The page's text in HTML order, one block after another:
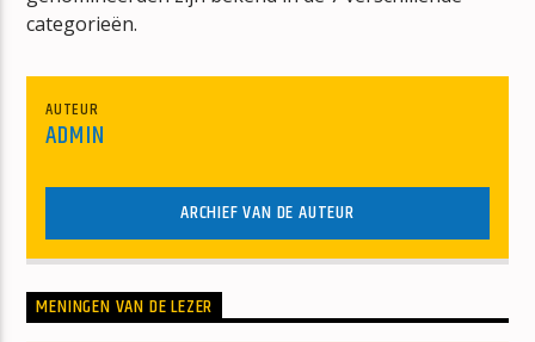
categorieën.
AUTEUR
ADMIN
ARCHIEF VAN DE AUTEUR
MENINGEN VAN DE LEZER